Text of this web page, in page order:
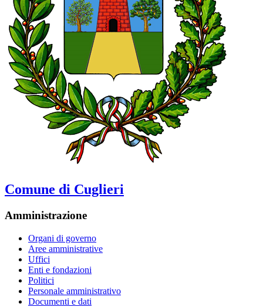
Comune di Cuglieri
Amministrazione
Organi di governo
Aree amministrative
Uffici
Enti e fondazioni
Politici
Personale amministrativo
Documenti e dati